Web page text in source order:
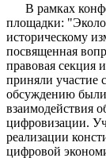
В рамках
площадки:
историческому
посвященная
правовая секция
приняли
обсуждению
взаимодействия
цифровизации.
реализации
цифровой